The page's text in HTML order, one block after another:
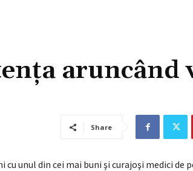
aruncând
Share
unul din cei mai buni şi curajoşi medici de